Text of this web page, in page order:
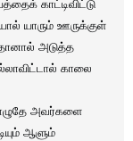
யாரும் ஊருக்குள்
அடுத்த
காலை
அவர்களை
ஆளும்